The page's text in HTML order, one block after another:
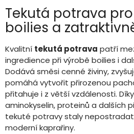
Tekutá potrava
boilies a
Kvalitní tekutá potrava patří
ingredience při výrobě boilies i
Dodává směsi cenné živiny,
pomáhá vytvořit přirozenou
přitahuje i z větší vzdálenosti.
aminokyselin, proteinů a dalších
tekuté potravy staly
moderní kaprařiny.